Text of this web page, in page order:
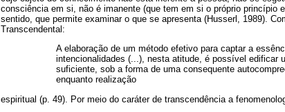
consciência em si, não é imanente (que tem em si o próprio princípio
sentido, que permite examinar o que se apresenta (Husserl, 1989).
Transcendental:
A elaboração de um método efetivo para captar a
intencionalidades (...), nesta atitude, é possível edificar
suficiente, sob a forma de uma consequente
enquanto realização
espiritual (p. 49). Por meio do caráter de transcendência a